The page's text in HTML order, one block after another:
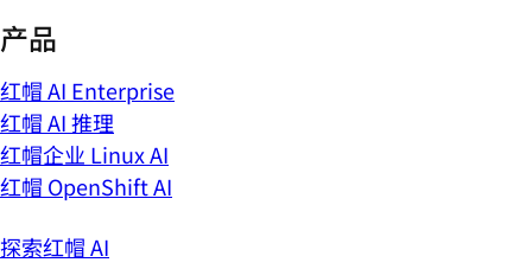
产品
红帽 AI Enterprise
红帽 AI 推理
红帽企业 Linux AI
红帽 OpenShift AI
探索红帽 AI